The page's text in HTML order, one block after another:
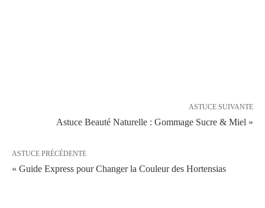
ASTUCE SUIVANTE
Astuce Beauté Naturelle : Gommage Sucre & Miel »
ASTUCE PRÉCÉDENTE
« Guide Express pour Changer la Couleur des Hortensias